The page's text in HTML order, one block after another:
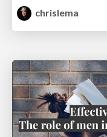
chrislema